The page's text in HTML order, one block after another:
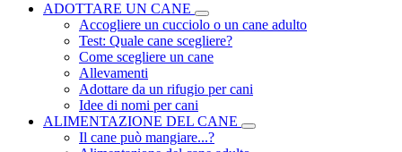
ADOTTARE UN CANE
Accogliere un cucciolo o un cane adulto
Test: Quale cane scegliere?
Come scegliere un cane
Allevamenti
Adottare da un rifugio per cani
Idee di nomi per cani
ALIMENTAZIONE DEL CANE
Il cane può mangiare...?